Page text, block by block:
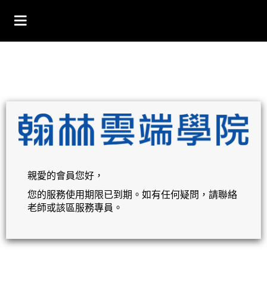
親愛的會員您好，
您的服務使用期限已到期。如有任何疑問，請聯絡
老師或該區服務專員。